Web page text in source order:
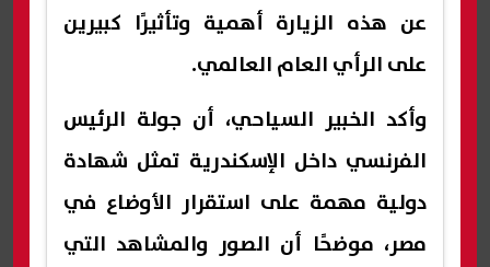
عن هذه الزيارة أهمية وتأثيرًا كبيرين
على الرأي العام العالمي.
وأكد الخبير السياحي، أن جولة الرئيس
الفرنسي داخل الإسكندرية تمثل شهادة
دولية مهمة على استقرار الأوضاع في
مصر، موضحًا أن الصور والمشاهد التي